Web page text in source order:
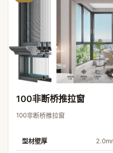
100非断桥推拉窗
100非断桥推拉窗
型材壁厚